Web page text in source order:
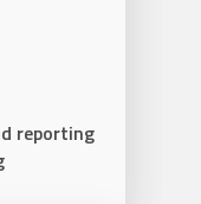
reporting